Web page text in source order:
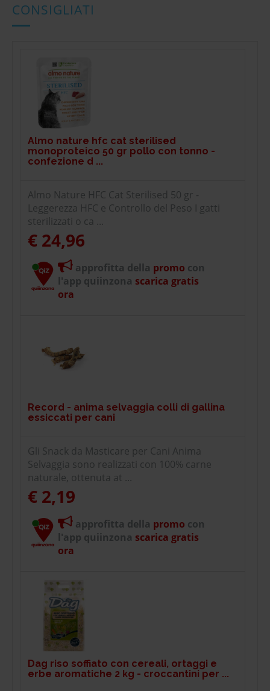
CONSIGLIATI
Almo nature hfc cat sterilised
monoproteico 50 gr pollo con tonno -
confezione d ...
Almo Nature HFC Cat Sterilised 50 gr -
Leggerezza HFC e Controllo del Peso I gatti
sterilizzati o ca ...
€ 24,96
approfitta della promo con
l'app quiinzona scarica gratis
ora
Record - anima selvaggia colli di gallina
essiccati per cani
Gli Snack da Masticare per Cani Anima
Selvaggia sono realizzati con 100% carne
naturale, ottenuta at ...
€ 2,19
approfitta della promo con
l'app quiinzona scarica gratis
ora
Dag riso soffiato con cereali, ortaggi e
erbe aromatiche 2 kg - croccantini per ...